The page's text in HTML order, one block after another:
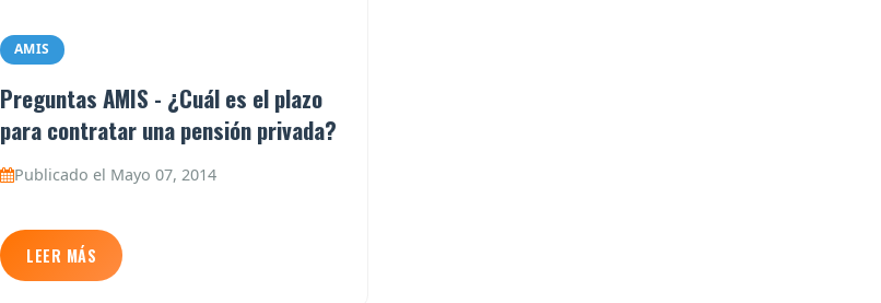
AMIS
Preguntas AMIS - ¿Cuál es el plazo
para contratar una pensión privada?
Publicado el Mayo 07, 2014
LEER MÁS